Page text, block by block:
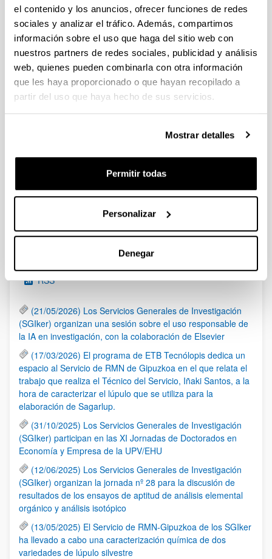
el contenido y los anuncios, ofrecer funciones de redes
sociales y analizar el tráfico. Además, compartimos
información sobre el uso que haga del sitio web con
nuestros partners de redes sociales, publicidad y análisis
web, quienes pueden combinarla con otra información
que les haya proporcionado o que hayan recopilado a
partir del uso que haya hecho de sus servicios.
Mostrar detalles
Permitir todas
Personalizar
Denegar
publicación: 06/04/2022)
Fundación BBVA: Becas Leonardo a investigadores y
creadores culturales 2022
Se han publicado la convocatoria. El plazo para presentar las
solicitudes finaliza el 28/06/2022, a las 18:00
Se ha publicado la propuesta de adjudicación
Páginas intermedias Use TAB para desplazarse.
Página
67 Página Página
RSS
(21/05/2026) Los Servicios Generales de Investigación
(SGIker) organizan una sesión sobre el uso responsable de
la IA en investigación, con la colaboración de Elsevier
(17/03/2026) El programa de ETB Tecnólopis dedica un
espacio al Servicio de RMN de Gipuzkoa en el que relata el
trabajo que realiza el Técnico del Servicio, Iñaki Santos, a la
hora de caracterizar el lúpulo que se utiliza para la
elaboración de Sagarlup.
(31/10/2025) Los Servicios Generales de Investigación
(SGIker) participan en las XI Jornadas de Doctorados en
Economía y Empresa de la UPV/EHU
(12/06/2025) Los Servicios Generales de Investigación
(SGIker) organizan la jornada nº 28 para la discusión de
resultados de los ensayos de aptitud de análisis elemental
orgánico y análisis isotópico
(13/05/2025) El Servicio de RMN-Gipuzkoa de los SGIker
ha llevado a cabo una caracterización química de dos
variedades de lúpulo silvestre